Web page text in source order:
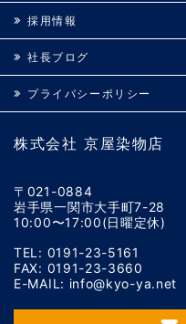
株式会社 京屋染物店
〒021-0884
岩手県一関市大手町7-28
10:00〜17:00(日曜定休)
TEL: 0191-23-5161
FAX: 0191-23-3660
E-MAIL: info@kyo-ya.net
採用情報
社長ブログ
プライバシーポリシー